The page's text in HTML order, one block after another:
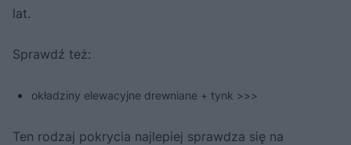
lat.
Sprawdź też:
okładziny elewacyjne drewniane + tynk >>>
Ten rodzaj pokrycia najlepiej sprawdza się na